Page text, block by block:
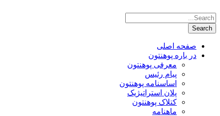
صفحه اصلی
در باره پوهنتون
معرفی پوهنتون
پیام رئیس
اساسنامه پوهنتون
پلان استراتیژیک
کتلاک پوهنتون
ماهنامه